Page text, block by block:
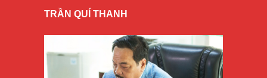
TRẦN QUÍ THANH